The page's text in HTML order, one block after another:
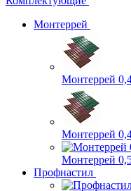
Монтеррей
Монтеррей
Монтеррей
Монтеррей
Профнастил